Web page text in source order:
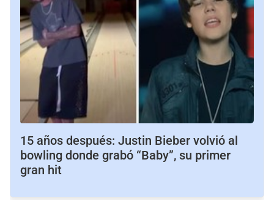
15 años después: Justin Bieber volvió al
bowling donde grabó “Baby”, su primer
gran hit